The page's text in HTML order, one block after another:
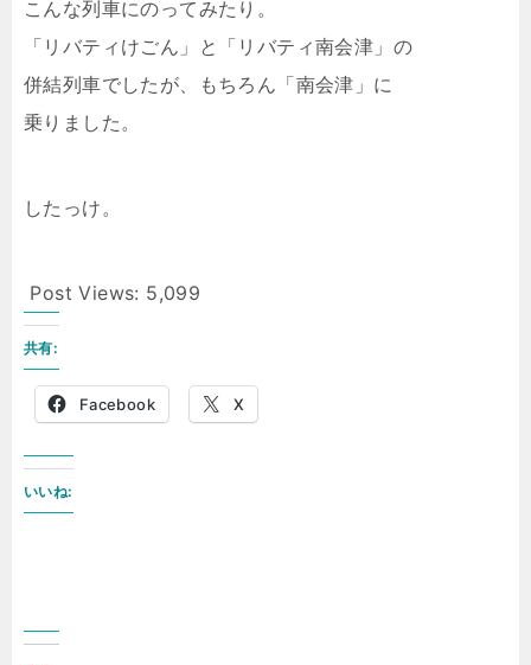
こんな列車にのってみたり。
「リバティけごん」と「リバティ南会津」の
併結列車でしたが、もちろん「南会津」に
乗りました。
したっけ。
Post Views: 5,099
共有:
Facebook X
いいね: